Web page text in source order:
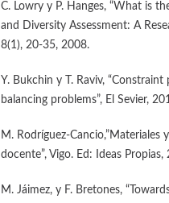
C. Lowry y P. Hanges, “What is
and Diversity Assessment: A
8(1), 20-35, 2008.
Y. Bukchin y T. Raviv,
balancing problems”, El Sevier,
M. Rodríguez-Cancio,”Materiales
docente”, Vigo. Ed: Ideas Propias,
M. Jáimez, y F. Bretones,